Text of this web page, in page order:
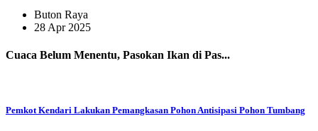
Buton Raya
28 Apr 2025
Cuaca Belum Menentu, Pasokan Ikan di Pas...
Pemkot Kendari Lakukan Pemangkasan Pohon Antisipasi Pohon Tumbang